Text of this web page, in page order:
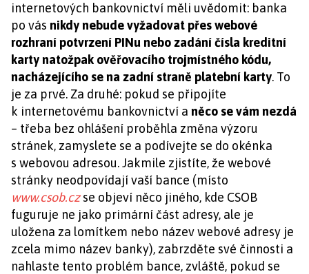
internetových bankovnictví měli uvědomit: banka
po vás nikdy nebude vyžadovat přes webové
rozhraní potvrzení PINu nebo zadání čísla kreditní
karty natožpak ověřovacího trojmístného kódu,
nacházejícího se na zadní straně platební karty. To
je za prvé. Za druhé: pokud se připojíte
k internetovému bankovnictví a něco se vám nezdá
– třeba bez ohlášení proběhla změna výzoru
stránek, zamyslete se a podívejte se do okénka
s webovou adresou. Jakmile zjistíte, že webové
stránky neodpovídají vaší bance (místo
www.csob.czse objeví něco jiného, kde CSOB
fuguruje ne jako primární část adresy, ale je
uložena za lomítkem nebo název webové adresy je
zcela mimo název banky), zabrzděte své činnosti a
nahlaste tento problém bance, zvláště, pokud se